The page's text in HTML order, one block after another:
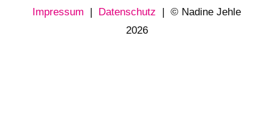
Impressum | Datenschutz | © Nadine Jehle
2026